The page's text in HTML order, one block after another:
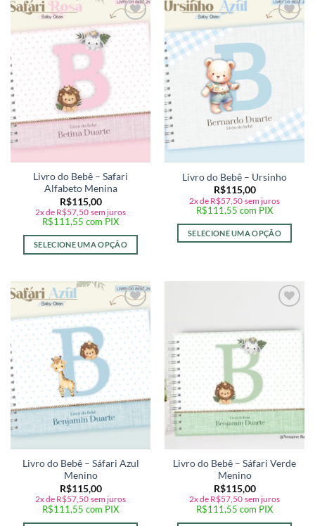
Adicionar
a lista de
Livro do Bebê – Safari
Alfabeto Menina
R$115,00
2x de R$57,50 sem juros
R$111,55 com PIX
SELECIONE UMA OPÇÃO
Livro do Bebê – Ursinho
R$115,00
2x de R$57,50 sem juros
R$111,55 com PIX
SELECIONE UMA OPÇÃO
Adicionar
a lista de
desejos
Livro do Bebê – Sáfari Azul
Menino
R$115,00
2x de R$57,50 sem juros
R$111,55 com PIX
a lista de
Livro do Bebê – Sáfari Verde
Menino
R$115,00
2x de R$57,50 sem juros
R$111,55 com PIX